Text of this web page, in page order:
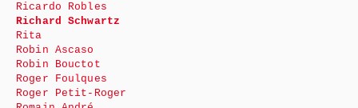
Ricardo Robles
Richard Schwartz
Rita
Robin Ascaso
Robin Bouctot
Roger Foulques
Roger Petit-Roger